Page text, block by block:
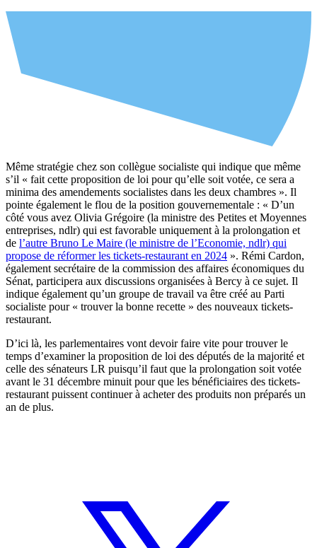
Même stratégie chez son collègue socialiste qui indique que même
s’il « fait cette proposition de loi pour qu’elle soit votée, ce sera a
minima des amendements socialistes dans les deux chambres ». Il
pointe également le flou de la position gouvernementale : « D’un
côté vous avez Olivia Grégoire (la ministre des Petites et Moyennes
entreprises, ndlr) qui est favorable uniquement à la prolongation et
de l’autre Bruno Le Maire (le ministre de l’Economie, ndlr) qui
propose de réformer les tickets-restaurant en 2024 ». Rémi Cardon,
également secrétaire de la commission des affaires économiques du
Sénat, participera aux discussions organisées à Bercy à ce sujet. Il
indique également qu’un groupe de travail va être créé au Parti
socialiste pour « trouver la bonne recette » des nouveaux tickets-
restaurant.
D’ici là, les parlementaires vont devoir faire vite pour trouver le
temps d’examiner la proposition de loi des députés de la majorité et
celle des sénateurs LR puisqu’il faut que la prolongation soit votée
avant le 31 décembre minuit pour que les bénéficiaires des tickets-
restaurant puissent continuer à acheter des produits non préparés un
an de plus.